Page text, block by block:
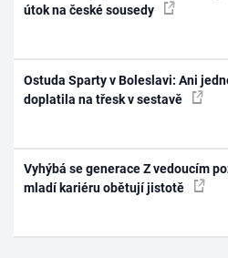
útok na české sousedy
Ostuda Sparty v Boleslavi: Ani
doplatila na třesk v sestavě
Vyhýbá se generace Z vedoucím
mladí kariéru obětují jistotě